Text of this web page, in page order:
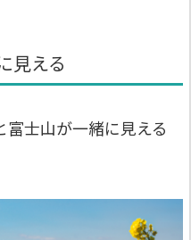
見える
士山が一緒に見える